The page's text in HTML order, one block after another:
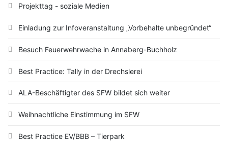
Projekttag - soziale Medien
Einladung zur Infoveranstaltung „Vorbehalte unbegründet“
Besuch Feuerwehrwache in Annaberg-Buchholz
Best Practice: Tally in der Drechslerei
ALA-Beschäftigter des SFW bildet sich weiter
Weihnachtliche Einstimmung im SFW
Best Practice EV/BBB – Tierpark